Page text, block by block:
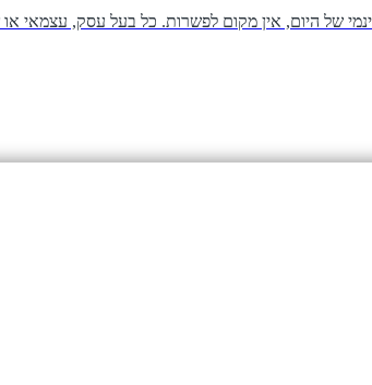
של היום, אין מקום לפשרות. כל בעל עסק, עצמאי